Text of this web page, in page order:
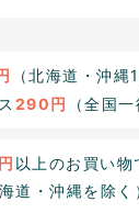
（北海道・沖縄
290円 （全国一
以上のお買い物
海道・沖縄を除く